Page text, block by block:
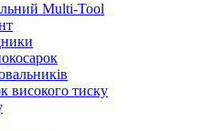
Multi-Tool
високого тиску